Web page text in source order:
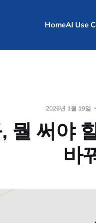
HomeAI Use
2026년 1월 19일
뭘 써야
바